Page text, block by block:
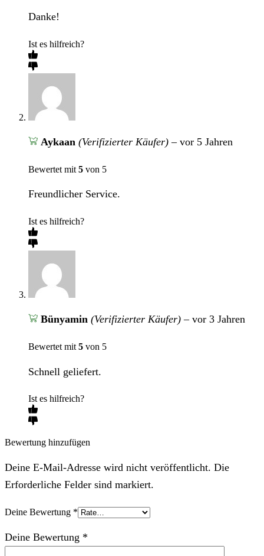
Danke!
Ist es hilfreich?
Aykaan (Verifizierter Käufer) – vor 5 Jahren
Bewertet mit 5 von 5
Freundlicher Service.
Ist es hilfreich?
Bünyamin (Verifizierter Käufer) – vor 3 Jahren
Bewertet mit 5 von 5
Schnell geliefert.
Ist es hilfreich?
Bewertung hinzufügen
Deine E-Mail-Adresse wird nicht veröffentlicht. Die
Erforderliche Felder sind markiert.
Deine Bewertung *
Deine Bewertung *